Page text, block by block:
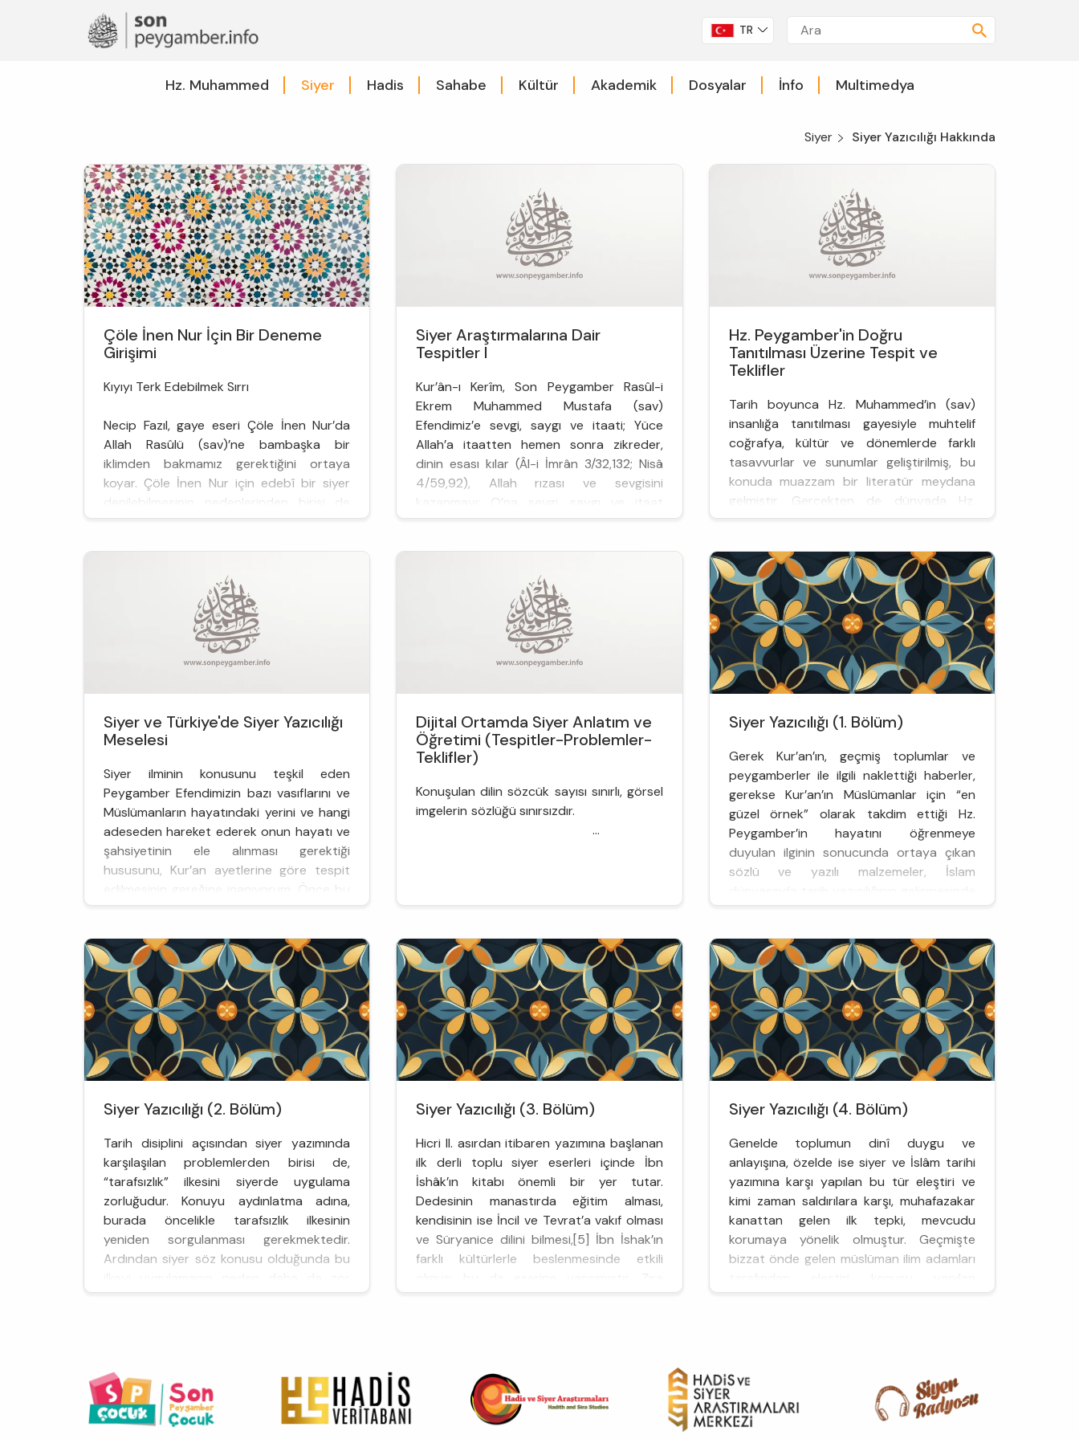
TR
Hz. Muhammed Siyer Hadis Sahabe Kültür Akademik Dosyalar İnfo Multimedya
Siyer Siyer Yazıcılığı Hakkında
Çöle İnen Nur İçin Bir Deneme
Girişimi
Kıyıyı Terk Edebilmek Sırrı
Necip Fazıl, gaye eseri Çöle İnen Nur’da
Allah Rasûlü (sav)’ne bambaşka bir
iklimden bakmamız gerektiğini ortaya
koyar. Çöle İnen Nur için edebî bir siyer
denilebilmesinin nedenlerinden birisi de
budur. Üstad, gelip önüne oturabilmenin
içinde, üslubunu kurguya kurban
etmeksizin, niyet ve samimiyeti ...
Siyer Araştırmalarına Dair
Tespitler I
Kur’ân-ı Kerîm, Son Peygamber Rasûl-i
Ekrem Muhammed Mustafa (sav)
Efendimiz’e sevgi, saygı ve itaati; Yüce
Allah’a itaatten hemen sonra zikreder,
dinin esası kılar (Âl-i İmrân 3/32,132; Nisâ
4/59,92), Allah rızası ve sevgisini
kazanmayı; O’na sevgi, saygı ve itaat
şartına bağlar (Âl-i İmrân 3/31), O’nun yüce
Hz. Peygamber'in Doğru
Tanıtılması Üzerine Tespit ve
Teklifler
Tarih boyunca Hz. Muhammed’in (sav)
insanlığa tanıtılması gayesiyle muhtelif
coğrafya, kültür ve dönemlerde farklı
tasavvurlar ve sunumlar geliştirilmiş, bu
konuda muazzam bir literatür meydana
gelmiştir. Gerçekten de dünyada Hz.
Peygamber (sav) kadar hakkında eser
çalışmalar günümüzde de artarak devam
etmektedir. Zira Rasûlüllah’ın (sav) ...
Siyer ve Türkiye'de Siyer Yazıcılığı
Meselesi
Siyer ilminin konusunu teşkil eden
Peygamber Efendimizin bazı vasıflarını ve
Müslümanların hayatındaki yerini ve hangi
adeseden hareket ederek onun hayatı ve
şahsiyetinin ele alınması gerektiği
hususunu, Kur’an ayetlerine göre tespit
edilmesinin gereğine inanıyorum. Önce bu
toplantımızın adıyla ilgili bir düşüncemi
Sîret mi? denilmesi hususunda...
Dijital Ortamda Siyer Anlatım ve
Öğretimi (Tespitler-Problemler-
Teklifler)
Konuşulan dilin sözcük sayısı sınırlı, görsel
imgelerin sözlüğü sınırsızdır.
...
Siyer Yazıcılığı (1. Bölüm)
Gerek Kur’an’ın, geçmiş toplumlar ve
peygamberler ile ilgili naklettiği haberler,
gerekse Kur’an’ın Müslümanlar için “en
güzel örnek” olarak takdim ettiği Hz.
Peygamber’in hayatını öğrenmeye
duyulan ilginin sonucunda ortaya çıkan
sözlü ve yazılı malzemeler, İslam
önemli bir rol oynamıştır. Başlangıçta Hz.
yazım faaliyet...
Siyer Yazıcılığı (2. Bölüm)
Tarih disiplini açısından siyer yazımında
karşılaşılan problemlerden birisi de,
“tarafsızlık” ilkesini siyerde uygulama
zorluğudur. Konuyu aydınlatma adına,
burada öncelikle tarafsızlık ilkesinin
yeniden sorgulanması gerekmektedir.
Ardından siyer söz konusu olduğunda bu
olduğunun ortaya konması icap
Siyer Yazıcılığı (3. Bölüm)
Hicri II. asırdan itibaren yazımına başlanan
ilk derli toplu siyer eserleri içinde İbn
İshâk’ın kitabı önemli bir yer tutar.
Dedesinin manastırda eğitim alması,
kendisinin ise İncil ve Tevrat’a vakıf olması
ve Süryanice dilini bilmesi,[5] İbn İshak’ın
farklı kültürlerle beslenmesinde etkili
Sîretü İbn İshak, el-Mübtede’ ve’l-Meb’as
Siyer Yazıcılığı (4. Bölüm)
Genelde toplumun dinî duygu ve
anlayışına, özelde ise siyer ve İslâm tarihi
yazımına karşı yapılan bu tür eleştiri ve
kimi zaman saldırılara karşı, muhafazakar
kanattan gelen ilk tepki, mevcudu
korumaya yönelik olmuştur. Geçmişte
bizzat önde gelen müslüman ilim adamları
geleneksel siyer yazımı, bu dönemde daha